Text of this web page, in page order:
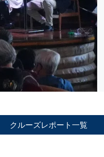
クルーズレポート一覧